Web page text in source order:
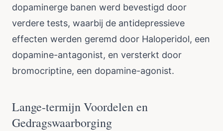
dopaminerge banen werd bevestigd door
verdere tests, waarbij de antidepressieve
effecten werden geremd door Haloperidol, een
dopamine-antagonist, en versterkt door
bromocriptine, een dopamine-agonist.
Lange-termijn Voordelen en
Gedragswaarborging